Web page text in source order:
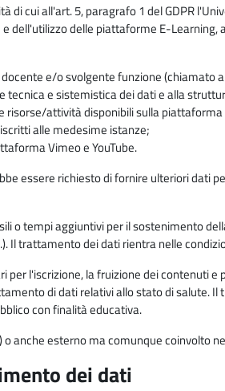
cui all'art. 5, paragrafo 1 del GDPR
delle piattaforme E-Learning,
e/o svolgente funzione (chiamato
e sistemistica dei dati e alla
risorse/attività disponibili sulla
alle medesime istanze;
Vimeo e YouTube.
essere richiesto di fornire ulteriori dati
tempi aggiuntivi per il sostenimento
trattamento dei dati rientra nelle
l'iscrizione, la fruizione dei contenuti
di dati relativi allo stato di salute.
con finalità educativa.
anche esterno ma comunque coinvolto
dei dati